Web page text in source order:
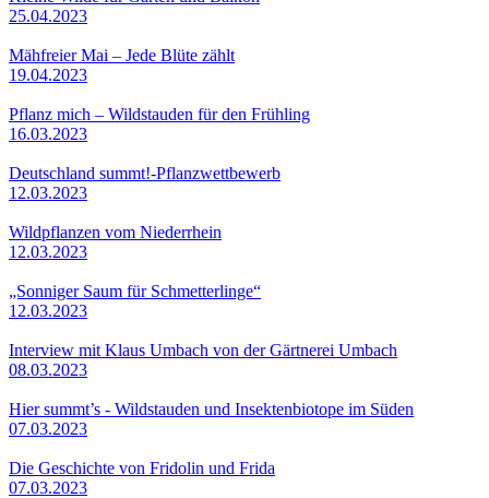
25.04.2023
Mähfreier Mai – Jede Blüte zählt
19.04.2023
Pflanz mich – Wildstauden für den Frühling
16.03.2023
Deutschland summt!-Pflanzwettbewerb
12.03.2023
Wildpflanzen vom Niederrhein
12.03.2023
„Sonniger Saum für Schmetterlinge“
12.03.2023
Interview mit Klaus Umbach von der Gärtnerei Umbach
08.03.2023
Hier summt’s - Wildstauden und Insektenbiotope im Süden
07.03.2023
Die Geschichte von Fridolin und Frida
07.03.2023